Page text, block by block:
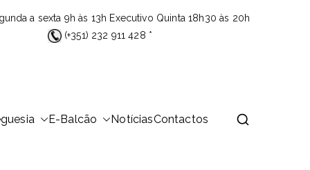
a sexta 9h às 13h Executivo Quinta 18h30 às 20h
(+351) 232 911 428 *
de 23,26Km2 que é distribuída por 14
E-Balcão NotíciasContactos